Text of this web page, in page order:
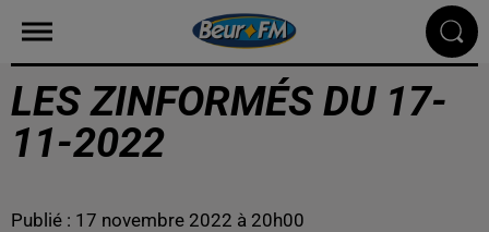
LES ZINFORMÉS DU 17-
11-2022
Publié : 17 novembre 2022 à 20h00